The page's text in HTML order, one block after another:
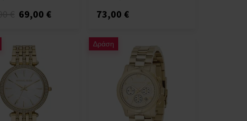
69,00 € 73,00 €
Δράση